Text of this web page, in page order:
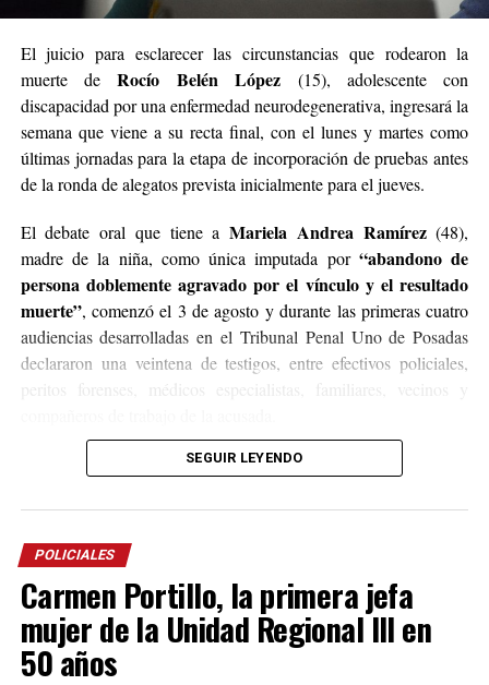
El juicio para esclarecer las circunstancias que rodearon la
muerte de Rocío Belén López (15), adolescente con
discapacidad por una enfermedad neurodegenerativa, ingresará la
semana que viene a su recta final, con el lunes y martes como
últimas jornadas para la etapa de incorporación de pruebas antes
de la ronda de alegatos prevista inicialmente para el jueves.
El debate oral que tiene aMariela Andrea Ramírez(48),
madre de la niña, como única imputada por“abandono de
persona doblemente agravado por el vínculo y el resultado
muerte”, comenzó el 3 de agosto y durante las primeras cuatro
audiencias desarrolladas en el Tribunal Penal Uno de Posadas
declararon una veintena de testigos, entre efectivos policiales,
Según los estudios médicos, Belén padecía
provoca una pérdida progresiva de las capacidades del habla, el
movimiento de las manos y la coordinación motora, condición
que torna al paciente incapaz de valerse por sí mismo.
Durante el transcurso del debate se pudo reconstruir que la niña
residió gran parte de su vida con sus abuelos y una tía materna,
quienes se encargaron de su cuidado, excepto en una temporada
SEGUIR LEYENDO
POLICIALES
Carmen Portillo, la primera jefa
mujer de la Unidad Regional III en
50 años